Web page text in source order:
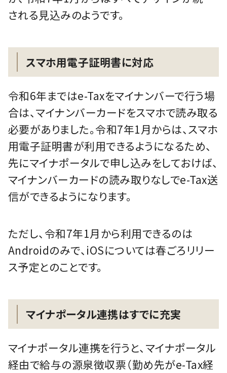
される見込みのようです。
スマホ用電子証明書に対応
令和6年まではe-Taxをマイナンバーで行う場
合は、マイナンバーカードをスマホで読み取る
必要がありました。令和7年1月からは、スマホ
用電子証明書が利用できるようになるため、
先にマイナポータルで申し込みをしておけば、
マイナンバーカードの読み取りなしでe-Tax送
信ができるようになります。
ただし、令和7年1月から利用できるのは
Androidのみで、iOSについては春ごろリリー
ス予定とのことです。
マイナポータル連携はすでに充実
マイナポータル連携を行うと、マイナポータル
経由で給与の源泉徴収票（勤め先がe-Tax経